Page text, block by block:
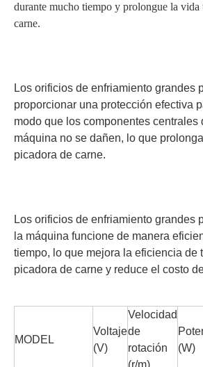
durante mucho tiempo y prolongue la vida
carne.
Los orificios de enfriamiento grandes
proporcionar una protección efectiva
modo que los componentes centrales
máquina no se dañen, lo que
picadora de carne.
Los orificios de enfriamiento grandes
la máquina funcione de manera
tiempo, lo que mejora la eficiencia de
picadora de carne y reduce el costo
MODEL
Voltaje
(V)
Velocidad
de
rotación
(r/m)
(W)